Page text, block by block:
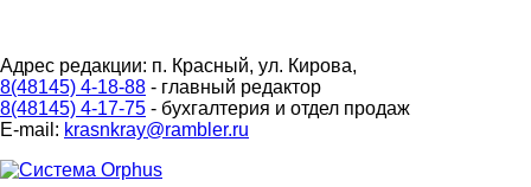
Адрес редакции: п. Красный, ул. Кирова,
8(48145) 4-18-88 - главный редактор
8(48145) 4-17-75 - бухгалтерия и отдел продаж
E-mail: krasnkray@rambler.ru